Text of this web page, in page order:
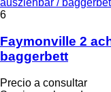
ausziehbar /
6
Faymonville 2
baggerbett
Precio a consultar